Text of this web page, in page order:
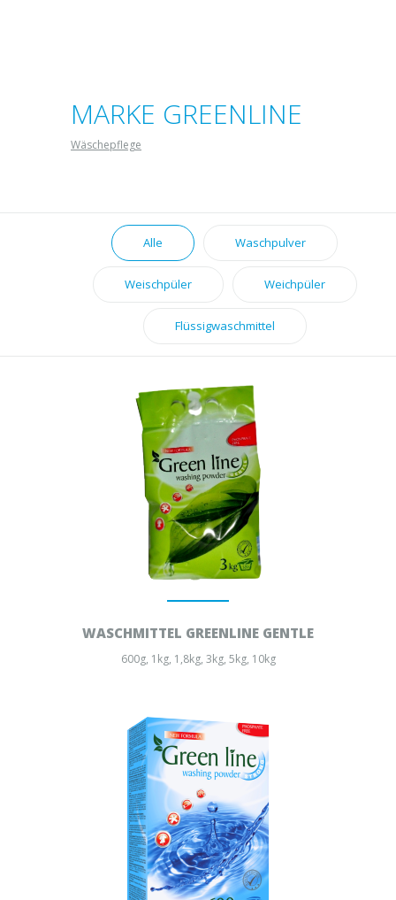
MARKE GREENLINE
Wäschepflege
Alle Waschpulver
Weischpüler Weichpüler
Flüssigwaschmittel
WASCHMITTEL GREENLINE GENTLE
600g, 1kg, 1,8kg, 3kg, 5kg, 10kg